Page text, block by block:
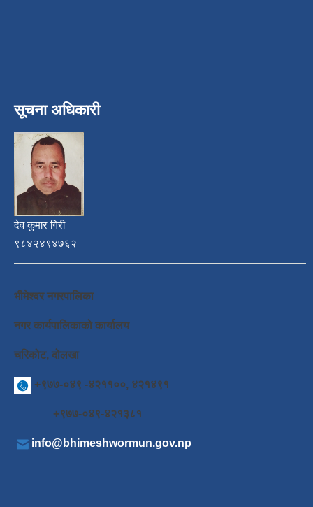
सूचना अधिकारी
देव कुमार गिरी
९८४२४९४७६२
भीमेश्वर नगरपालिका
नगर कार्यपालिकाको कार्यालय
चरिकोट, दोलखा
+९७७-०४९ -४२११००, ४२१४९१
+९७७-०४९-४२१३८१
info@bhimeshwormun.gov.np